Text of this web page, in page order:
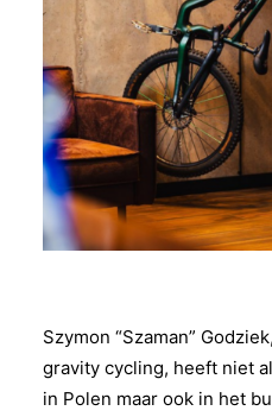
Szymon “Szaman”
gravity cycling, heeft niet
in Polen maar ook in het